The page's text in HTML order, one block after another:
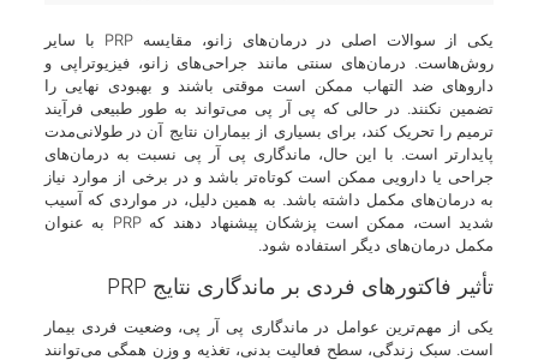
یکی از سوالات اصلی در درمان‌های زانو، مقایسه PRP با سایر
روش‌هاست. درمان‌های سنتی مانند جراحی‌های زانو، فیزیوتراپی و
داروهای ضد التهاب ممکن است موقتی باشند و بهبودی نهایی را
تضمین نکنند. در حالی که پی آر پی می‌تواند به طور طبیعی فرآیند
ترمیم را تحریک کند، برای بسیاری از بیماران نتایج آن در طولانی‌مدت
پایدارتر است. با این حال، ماندگاری پی آر پی نسبت به درمان‌های
جراحی یا دارویی ممکن است کوتاه‌تر باشد و در برخی از موارد نیاز
به درمان‌های مکمل داشته باشد. به همین دلیل، در مواردی که آسیب
شدید است، ممکن است پزشکان پیشنهاد دهند که PRP به عنوان
مکمل درمان‌های دیگر استفاده شود.
تأثیر فاکتورهای فردی بر ماندگاری نتایج PRP
یکی از مهم‌ترین عوامل در ماندگاری پی آر پی، وضعیت فردی بیمار
است. سبک زندگی، سطح فعالیت بدنی، تغذیه و وزن همگی می‌توانند